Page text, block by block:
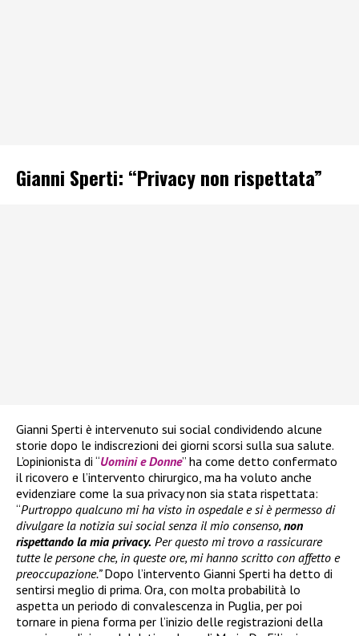
Gianni Sperti: “Privacy non rispettata”
Gianni Sperti è intervenuto sui social condividendo alcune
storie dopo le indiscrezioni dei giorni scorsi sulla sua salute.
L’opinionista di “Uomini e Donne” ha come detto confermato
il ricovero e l’intervento chirurgico, ma ha voluto anche
evidenziare come la sua privacy non sia stata rispettata:
“Purtroppo qualcuno mi ha visto in ospedale e si è permesso di
divulgare la notizia sui social senza il mio consenso, non
rispettando la mia privacy. Per questo mi trovo a rassicurare
tutte le persone che, in queste ore, mi hanno scritto con affetto e
preoccupazione.”Dopo l’intervento Gianni Sperti ha detto di
sentirsi meglio di prima. Ora, con molta probabilità lo
aspetta un periodo di convalescenza in Puglia, per poi
tornare in piena forma per l’inizio delle registrazioni della